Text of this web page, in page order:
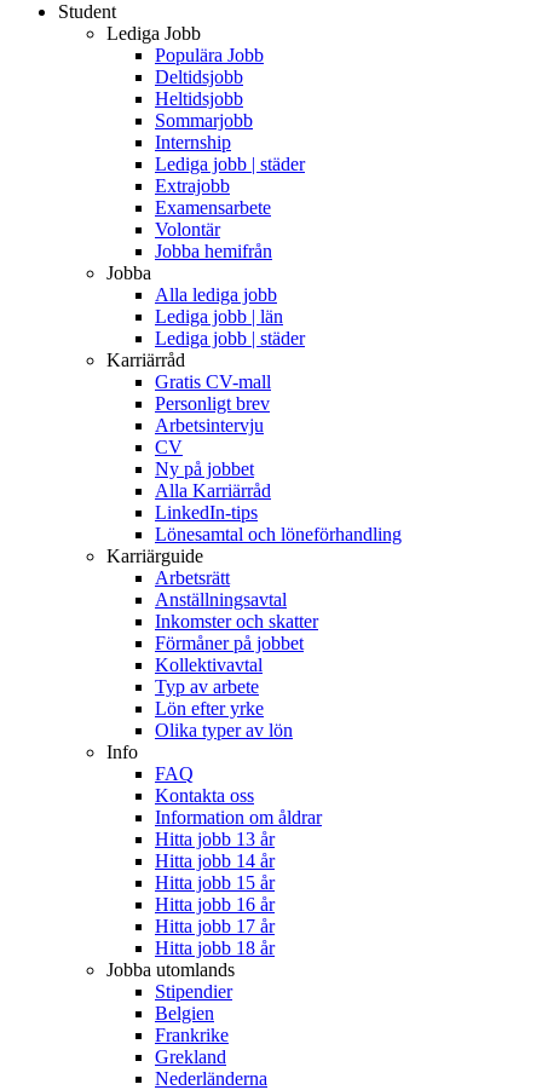
Student
Lediga Jobb
Populära Jobb
Deltidsjobb
Heltidsjobb
Sommarjobb
Internship
Lediga jobb | städer
Extrajobb
Examensarbete
Volontär
Jobba hemifrån
Jobba
Alla lediga jobb
Lediga jobb | län
Lediga jobb | städer
Karriärråd
Gratis CV-mall
Personligt brev
Arbetsintervju
CV
Ny på jobbet
Alla Karriärråd
LinkedIn-tips
Lönesamtal och löneförhandling
Karriärguide
Arbetsrätt
Anställningsavtal
Inkomster och skatter
Förmåner på jobbet
Kollektivavtal
Typ av arbete
Lön efter yrke
Olika typer av lön
Info
FAQ
Kontakta oss
Information om åldrar
Hitta jobb 13 år
Hitta jobb 14 år
Hitta jobb 15 år
Hitta jobb 16 år
Hitta jobb 17 år
Hitta jobb 18 år
Jobba utomlands
Stipendier
Belgien
Frankrike
Grekland
Nederländerna